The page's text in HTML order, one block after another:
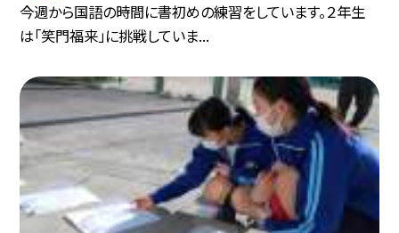
今週から国語の時間に書初めの練習をしています。２年生
は「笑門福来」に挑戦していま...